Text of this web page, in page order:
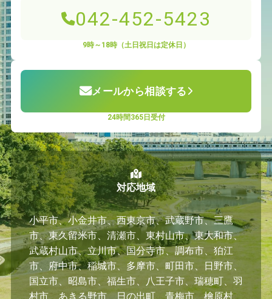
042-452-5423
9時～18時（土日祝日は定休日）
メールから相談する
24時間365日受付
対応地域
小平市、小金井市、西東京市、武蔵野市、三鷹
市、東久留米市、清瀬市、東村山市、東大和市、
武蔵村山市、立川市、国分寺市、調布市、狛江
市、府中市、稲城市、多摩市、町田市、日野市、
国立市、昭島市、福生市、八王子市、瑞穂町、羽
村市、あきる野市、日の出町、青梅市、檜原村、